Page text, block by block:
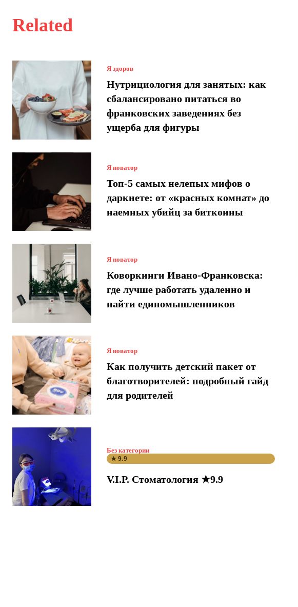
Related
Я здоров
Нутрициология для занятых: как
сбалансировано питаться во
франковских заведениях без
ущерба для фигуры
Я новатор
Топ-5 самых нелепых мифов о
даркнете: от «красных комнат» до
наемных убийц за биткоины
Я новатор
Коворкинги Ивано-Франковска:
где лучше работать удаленно и
найти единомышленников
Я новатор
Как получить детский пакет от
благотворителей: подробный гайд
для родителей
Без категории
★ 9.9
V.I.P. Стоматология ★9.9